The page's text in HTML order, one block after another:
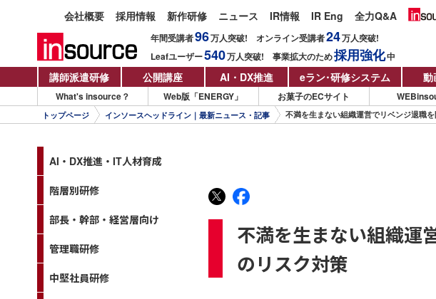
会社概要 採用情報 新作研修 ニュース IR情報 IR Eng 全力Q&A
年間受講者96万人突破! オンライン受講者24万人突破!
Leafユーザー540万人突破! 事業拡大のため採用強化中
講師派遣研修
公開講座 AI・DX推進 eラン・研修システム 動
What's insource？ Web版「ENERGY」 お菓子のECサイト
トップページ インソースヘッドライン｜最新ニュース・記事 不満を生まない組織運営でリベンジ退職
不満を生まない組織運
のリスク対策
AI・DX推進・IT人材育成
階層別研修
部長・幹部・経営層向け
管理職研修
中堅社員研修